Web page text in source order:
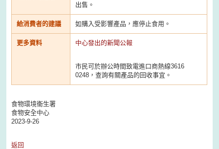
出售。
給消費者的建議 如購入受影響產品，應停止食用。
更多資料 中心發出的新聞公報
市民可於辦公時間致電進口商熱線3616
0248，查詢有關產品的回收事宜。
食物環境衞生署
食物安全中心
2023-9-26
返回